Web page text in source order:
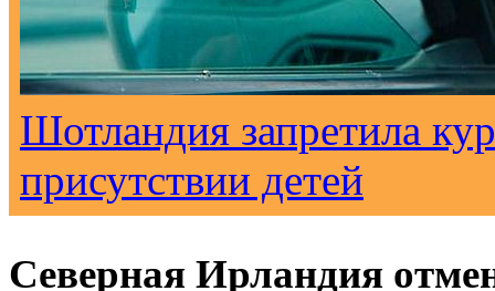
Шотландия запретила
присутствии детей
Северная Ирландия